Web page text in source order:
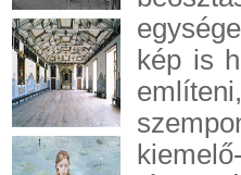
kép is